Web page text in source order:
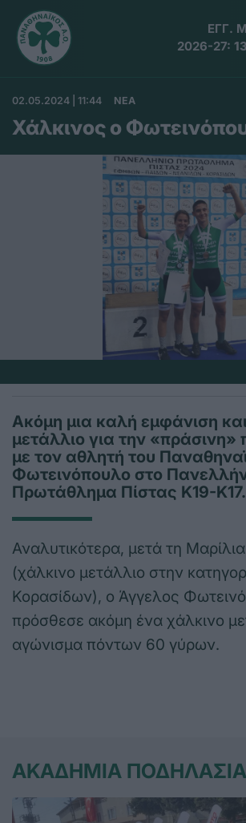
ΕΓΓ.
2026-27:
02.05.2024 | 11:44 ΝΕΑ
Χάλκινος ο
Ακόμη μια καλή εμφάνιση
μετάλλιο για την «πράσινη»
με τον αθλητή του
Φωτεινόπουλο στο
Πρωτάθλημα Πίστας Κ19-Κ17.
Αναλυτικότερα, μετά τη
(χάλκινο μετάλλιο στην
Κορασίδων), ο Άγγελος
πρόσθεσε ακόμη ένα χάλκινο
αγώνισμα πόντων 60 γύρων.
ΑΚΑΔΗΜΙΑ